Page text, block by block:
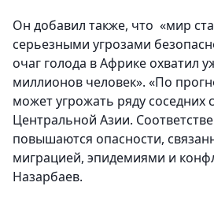
Он добавил также, что «мир
серьезными угрозами
очаг голода в Африке охватил
миллионов человек». «По
может угрожать ряду соседних
Центральной Азии.
повышаются опасности,
миграцией, эпидемиями и
Назарбаев.